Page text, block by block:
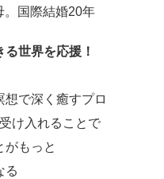
。国際結婚20年
世界を応援！
想で深く癒すプロ
け入れることで
がもっと
る